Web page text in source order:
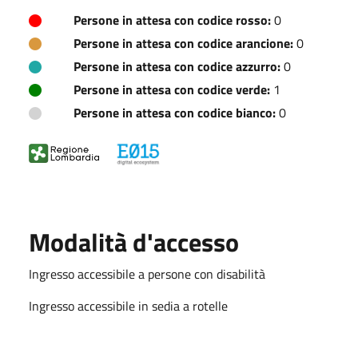
Persone in attesa con codice rosso:0
Persone in attesa con codice arancione:0
Persone in attesa con codice azzurro:0
Persone in attesa con codice verde: 1
Persone in attesa con codice bianco:0
Modalità d'accesso
Ingresso accessibile a persone con disabilità
Ingresso accessibile in sedia a rotelle